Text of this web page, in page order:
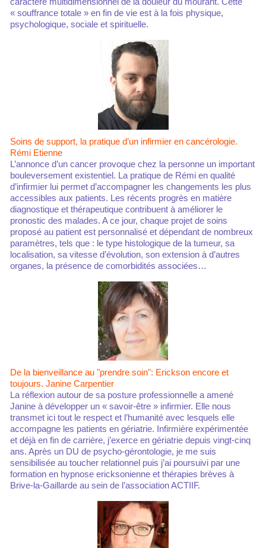
« souffrance totale » en fin de vie est à la fois physique,
psychologique, sociale et spirituelle.
Soins de support, la pratique d’un infirmier en cancérologie.
Rémi Etienne
L’annonce d’un cancer provoque chez la personne un important
bouleversement existentiel. La pratique de Rémi en qualité
d’infirmier lui permet d’accompagner les changements les plus
accessibles aux patients. Les récents progrès en matière
diagnostique et thérapeutique contribuent à améliorer le
pronostic des malades. A ce jour, chaque projet de soins
proposé au patient est personnalisé et dépendant de nombreux
paramètres, tels que : le type histologique de la tumeur, sa
localisation, sa vitesse d’évolution, son extension à d’autres
organes, la présence de comorbidités associées…
De la bienveillance au "prendre soin": Erickson encore et
toujours. Janine Carpentier
La réflexion autour de sa posture professionnelle a amené
Janine à développer un « savoir-être » infirmier. Elle nous
transmet ici tout le respect et l’humanité avec lesquels elle
accompagne les patients en gériatrie. Infirmière expérimentée
et déjà en fin de carrière, j’exerce en gériatrie depuis vingt-cinq
ans. Après un DU de psycho-gérontologie, je me suis
sensibilisée au toucher relationnel puis j’ai poursuivi par une
formation en hypnose ericksonienne et thérapies brèves à
Brive-la-Gaillarde au sein de l’association ACTIIF.